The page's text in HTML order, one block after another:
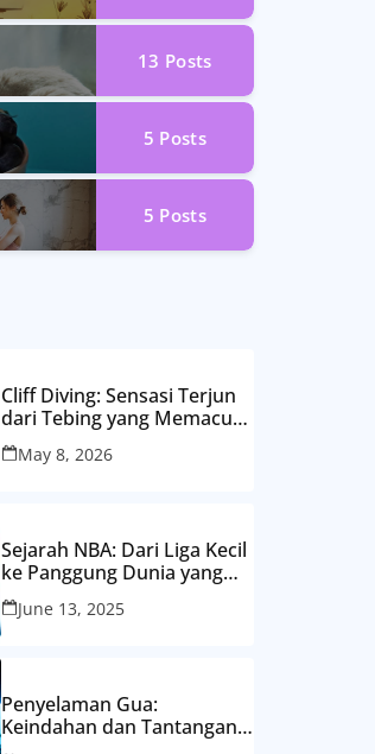
13 Posts
5 Posts
5 Posts
Cliff Diving: Sensasi Terjun
dari Tebing yang Memacu
Adrenalin
May 8, 2026
Sejarah NBA: Dari Liga Kecil
ke Panggung Dunia yang
Mendunia
June 13, 2025
Penyelaman Gua:
Keindahan dan Tantangan
Eksplorasi Dunia Bawah